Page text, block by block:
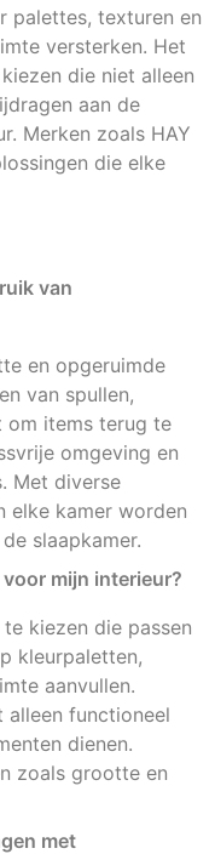
palettes, texturen en
versterken. Het
die niet alleen
aan de
Merken zoals HAY
die elke
van
en opgeruimde
van spullen,
om items terug te
omgeving en
Met diverse
elke kamer worden
slaapkamer.
mijn interieur?
kiezen die passen
kleurpaletten,
aanvullen.
alleen functioneel
dienen.
zoals grootte en
met